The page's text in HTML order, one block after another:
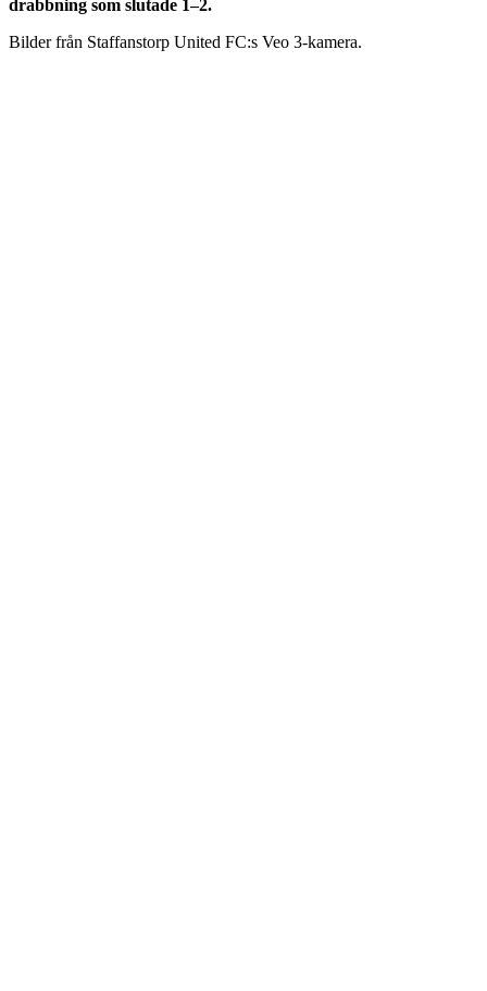
drabbning som slutade 1–2.
Bilder från Staffanstorp United FC:s Veo 3-kamera.